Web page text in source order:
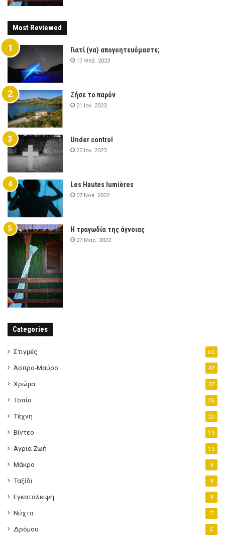
Most Reviewed
Γιατί (να) απογοητευόμαστε;
17 Φεβ. 2023
Ζήσε το παρόν
21 Ιαν. 2023
Under control
20 Ιαν. 2023
Les Hautes lumières
07 Νοέ. 2022
Η τραγωδία της άγνοιας
27 Μαρ. 2022
Categories
Στιγμές 62
Άσπρο-Μαύρο 47
Χρώμα 37
Τοπίο 26
Τέχνη 20
Βίντεο 19
Άγρια Ζωή 10
Μάκρο 9
Ταξίδι 9
Εγκατάλειψη 9
Νύχτα 7
Δρόμου 5